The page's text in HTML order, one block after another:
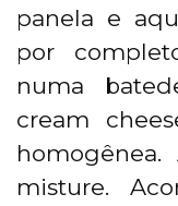
panela e
por
numa
cream
misture.